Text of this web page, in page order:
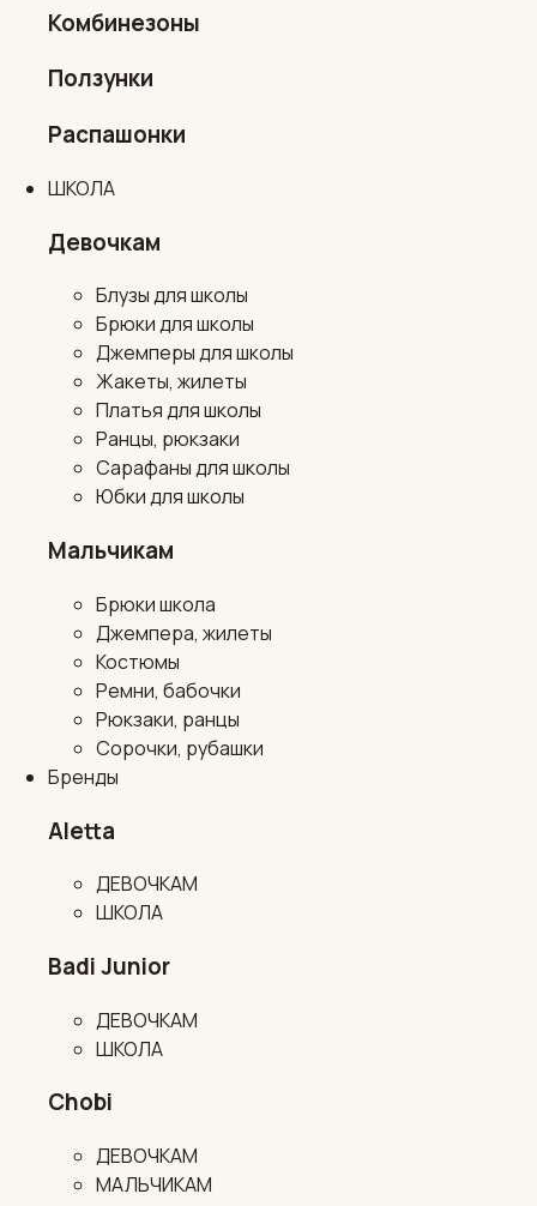
Комбинезоны
Ползунки
Распашонки
ШКОЛА
Девочкам
Блузы для школы
Брюки для школы
Джемперы для школы
Жакеты, жилеты
Платья для школы
Ранцы, рюкзаки
Сарафаны для школы
Юбки для школы
Мальчикам
Брюки школа
Джемпера, жилеты
Костюмы
Ремни, бабочки
Рюкзаки, ранцы
Сорочки, рубашки
Бренды
Aletta
ДЕВОЧКАМ
ШКОЛА
Badi Junior
ДЕВОЧКАМ
ШКОЛА
Chobi
ДЕВОЧКАМ
МАЛЬЧИКАМ